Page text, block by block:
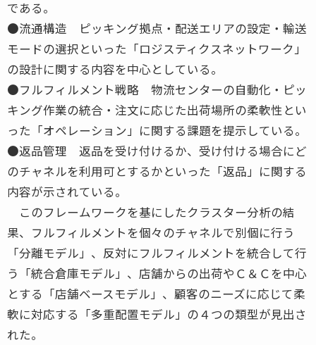
である。
●流通構造 ピッキング拠点・配送エリアの設定・輸送
モードの選択といった「ロジスティクスネットワーク」
の設計に関する内容を中心としている。
●フルフィルメント戦略 物流センターの自動化・ピッ
キング作業の統合・注文に応じた出荷場所の柔軟性とい
った「オペレーション」に関する課題を提示している。
●返品管理 返品を受け付けるか、受け付ける場合にど
のチャネルを利用可とするかといった「返品」に関する
内容が示されている。
このフレームワークを基にしたクラスター分析の結
果、フルフィルメントを個々のチャネルで別個に行う
「分離モデル」、反対にフルフィルメントを統合して行
う「統合倉庫モデル」、店舗からの出荷やＣ＆Ｃを中心
とする「店舗ベースモデル」、顧客のニーズに応じて柔
軟に対応する「多重配置モデル」の４つの類型が見出さ
れた。